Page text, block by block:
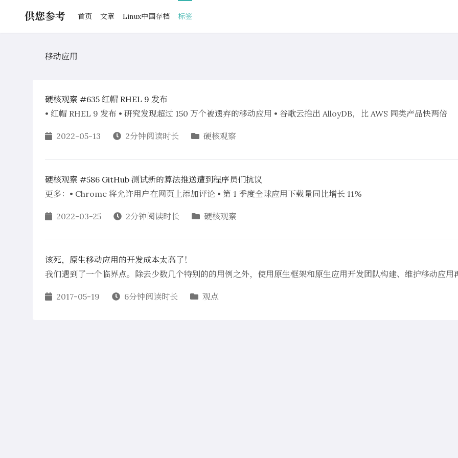
供您参考 首页 文章 Linux中国存档 标签
移动应用
硬核观察 #635 红帽 RHEL 9 发布
• 红帽 RHEL 9 发布 • 研究发现超过 150 万个被遗弃的移动应用 • 谷歌云推出 AlloyDB，比 AWS 同类产品快两倍
2022-05-13 2分钟阅读时长 硬核观察
硬核观察 #586 GitHub 测试新的算法推送遭到程序员们抗议
更多：• Chrome 将允许用户在网页上添加评论 • 第 1 季度全球应用下载量同比增长 11%
2022-03-25 2分钟阅读时长 硬核观察
该死，原生移动应用的开发成本太高了！
我们遇到了一个临界点。除去少数几个特别的的用例之外，使用原生框架和原生应用开发团队构建、维护移动应用
2017-05-19 6分钟阅读时长 观点